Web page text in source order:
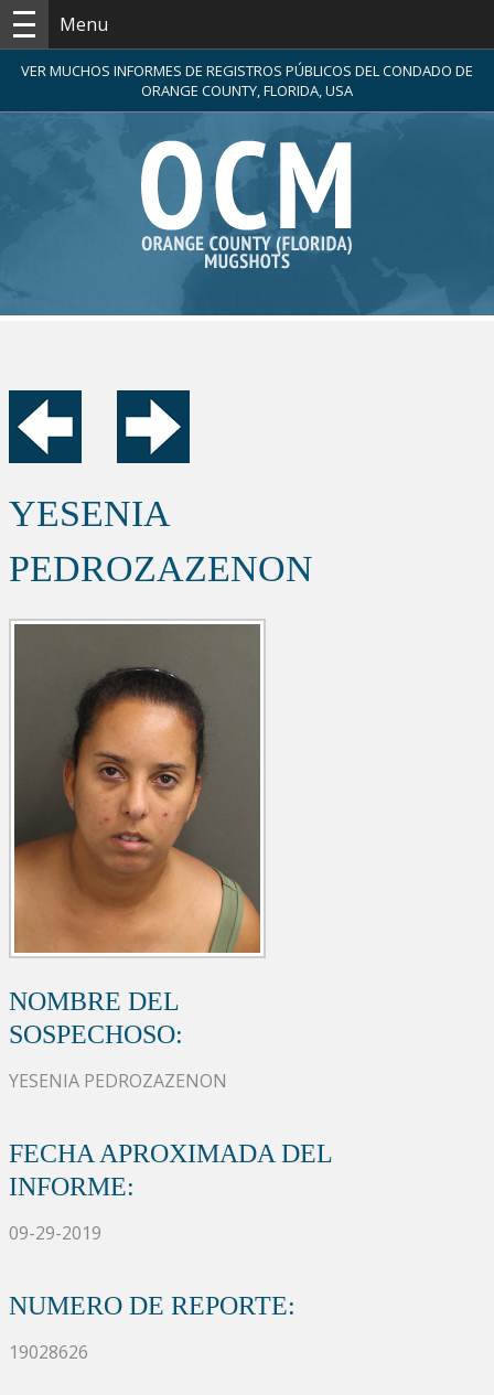
Menu
VER MUCHOS INFORMES DE REGISTROS PÚBLICOS DEL CONDADO DE
ORANGE COUNTY, FLORIDA, USA
YESENIA
PEDROZAZENON
NOMBRE DEL
SOSPECHOSO:
YESENIA PEDROZAZENON
FECHA APROXIMADA DEL
INFORME:
09-29-2019
NUMERO DE REPORTE:
19028626